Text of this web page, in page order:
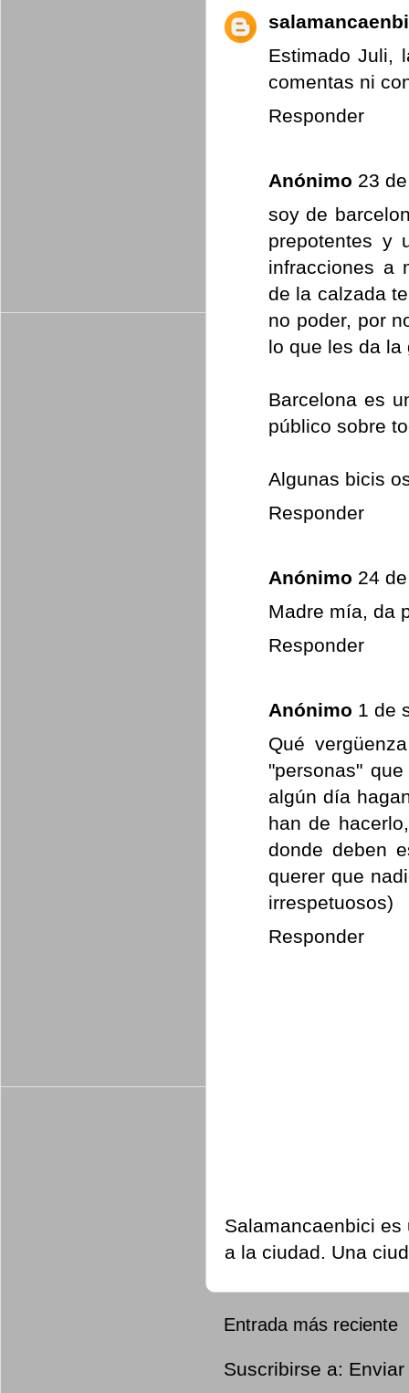
Estimado Juli,
comentas ni
Responder
Anónimo 23
soy de
prepotentes y
infracciones a
de la calzada
no poder, por
lo que les da la
Barcelona es
público sobre
Algunas bicis
Responder
Anónimo 24
Madre mía, da
Responder
Anónimo 1 de
Qué
"personas"
algún día
han de
donde deben
querer que
irrespetuosos)
Responder
Salamancaenbici
a la ciudad. Una
Entrada más reciente
Suscribirse a: